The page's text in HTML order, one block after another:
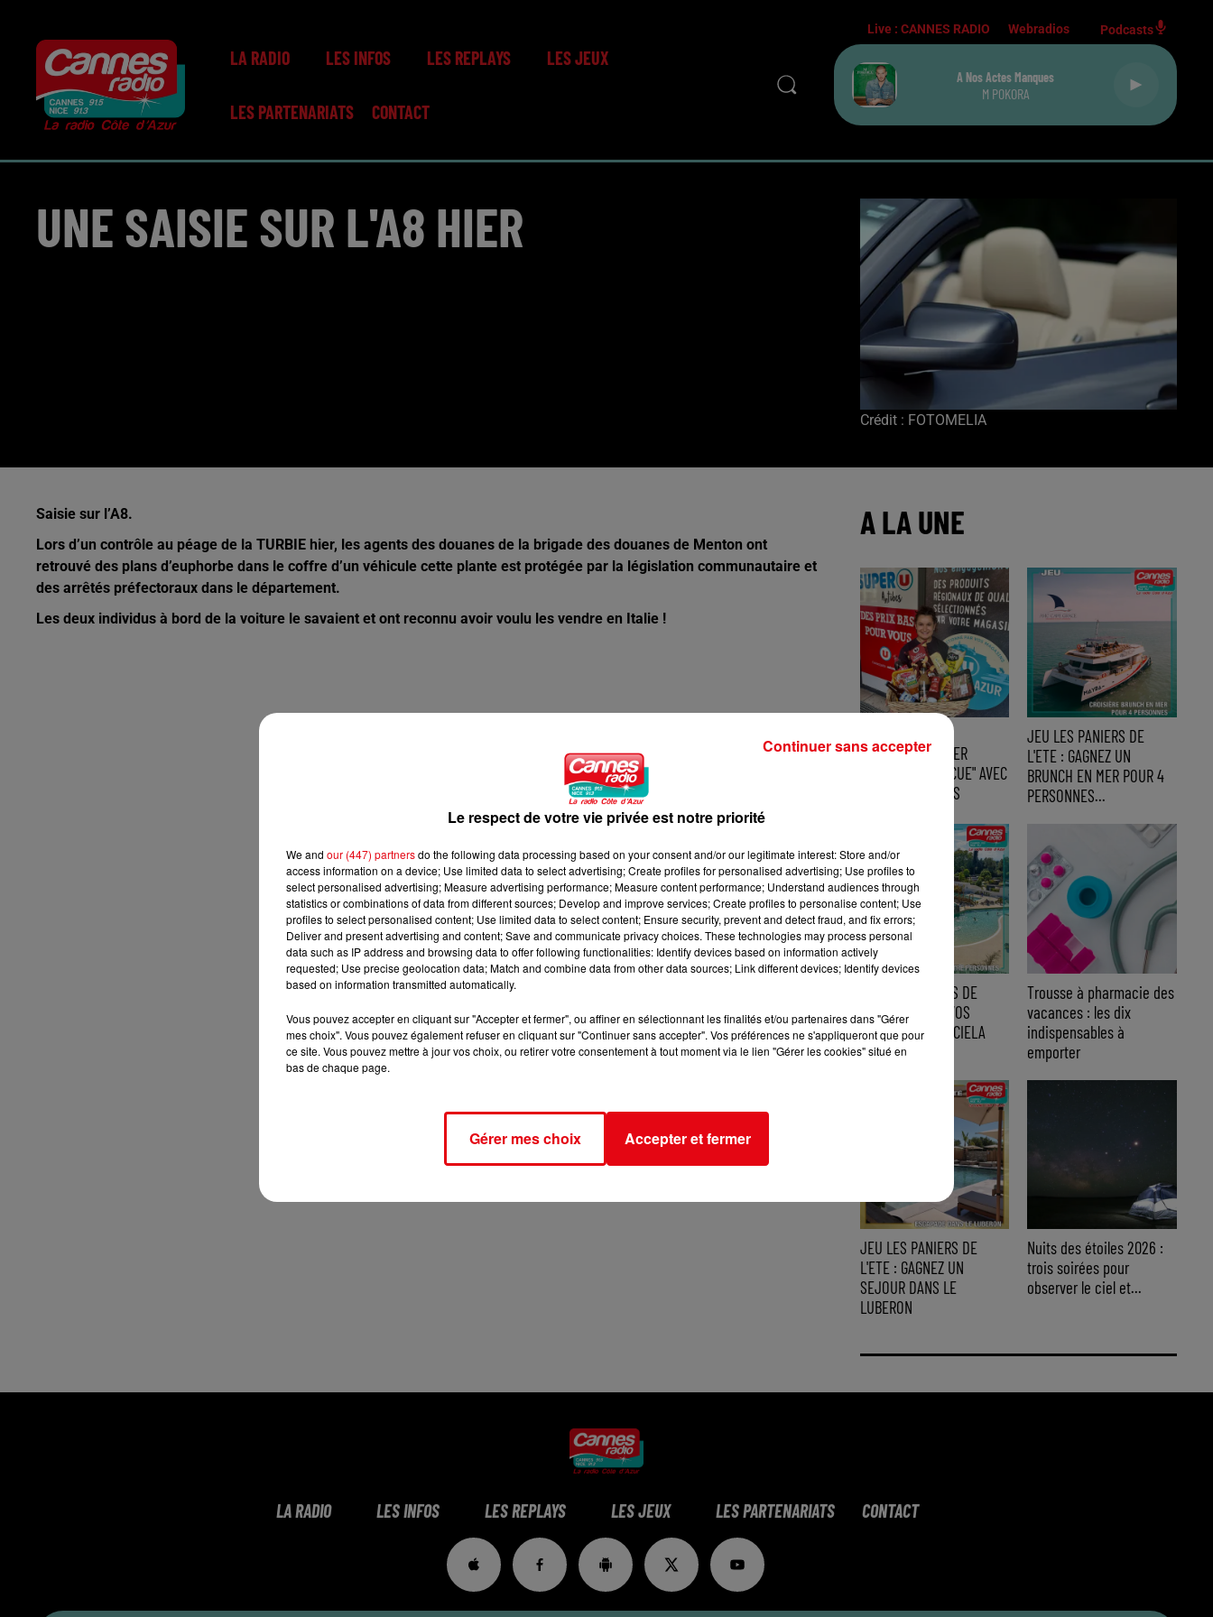
LA RADIO LES INFOS LES REPLAYS LES JEUX
LES PARTENARIATS CONTACT
Live :CANNES RADIO Webradios Podcasts
A Nos Actes Manques
M POKORA
UNE SAISIE SUR L'A8 HIER
Crédit : FOTOMELIA
Saisie sur l’A8.
Lors d’un contrôle au péage de la TURBIE hier, les agents des douanes de la brigade des douanes de Menton ont
retrouvé des plans d’euphorbe dans le coffre d’un véhicule cette plante est protégée par la législation communautaire et
des arrêtés préfectoraux dans le département.
Les deux individus à bord de la voiture le savaient et ont reconnu avoir voulu les vendre en Italie !
A LA UNE
GAGNEZ UN PANIER
"SPECIAL BARBECUE" AVEC
SUPER U ANTIBES
JEU LES PANIERS DE
L'ETE : GAGNEZ UN
BRUNCH EN MER POUR 4
PERSONNES...
JEU LES PANIERS DE
L'ETE : GAGNEZ VOS
VACANCES AVEC CIELA
VILLAGE
Trousse à pharmacie des
vacances : les dix
indispensables à
emporter
JEU LES PANIERS DE
L'ETE : GAGNEZ UN
SEJOUR DANS LE
LUBERON
Nuits des étoiles 2026 :
trois soirées pour
observer le ciel et...
LA RADIO LES INFOS LES REPLAYS LES JEUX LES PARTENARIATS CONTACT
Le respect de votre vie privée est notre priorité
We and our (447) partnersdo the following data processing based on your consent and/or our legitimate interest: Store and/or
access information on a device; Use limited data to select advertising; Create profiles for personalised advertising; Use profiles to
select personalised advertising; Measure advertising performance; Measure content performance; Understand audiences through
statistics or combinations of data from different sources; Develop and improve services; Create profiles to personalise content; Use
profiles to select personalised content; Use limited data to select content; Ensure security, prevent and detect fraud, and fix errors;
Deliver and present advertising and content; Save and communicate privacy choices. These technologies may process personal
data such as IP address and browsing data to offer following functionalities: Identify devices based on information actively
requested; Use precise geolocation data; Match and combine data from other data sources; Link different devices; Identify devices
based on information transmitted automatically.
Vous pouvez accepter en cliquant sur "Accepter et fermer", ou affiner en sélectionnant les finalités et/ou partenaires dans "Gérer
mes choix". Vous pouvez également refuser en cliquant sur "Continuer sans accepter". Vos préférences ne s'appliqueront que pour
ce site. Vous pouvez mettre à jour vos choix, ou retirer votre consentement à tout moment via le lien "Gérer les cookies" situé en
bas de chaque page.
Gérer mes choix Accepter et fermer
Continuer sans accepter